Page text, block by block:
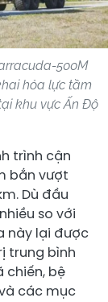
500M
hỏa lực tầm
khu vực Ấn Độ
trình cận
bắn vượt
Dù đầu
so với
này lại được
trung bình
chiến, bệ
các mục